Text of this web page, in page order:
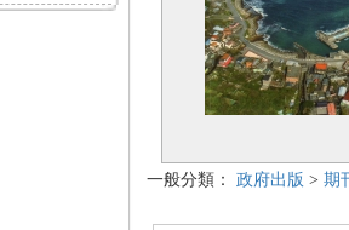
一般分類： 政府出版 > 期